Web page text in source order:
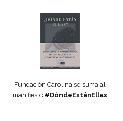
Fundación Carolina se suma al
manifiesto #DóndeEstánEllas